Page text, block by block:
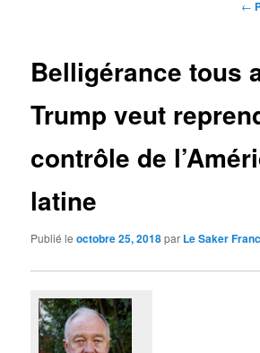
←
Belligérance tous
Trump veut
contrôle de
latine
Publié leoctobre 25, 2018par Le Saker